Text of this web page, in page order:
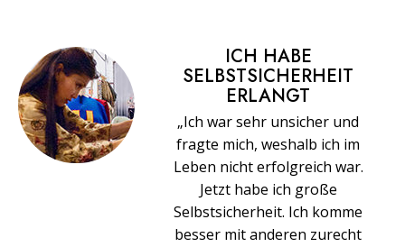
ICH HABE
SELBSTSICHERHEIT
ERLANGT
„Ich war sehr unsicher und
fragte mich, weshalb ich im
Leben nicht erfolgreich war.
Jetzt habe ich große
Selbstsicherheit. Ich komme
besser mit anderen zurecht